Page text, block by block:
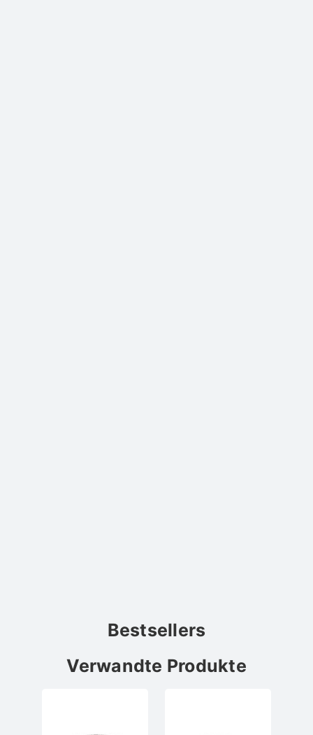
Bestsellers
Verwandte Produkte